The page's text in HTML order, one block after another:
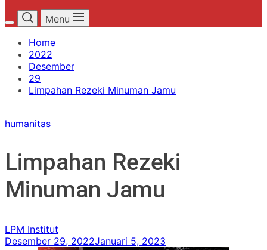
Menu
Home
2022
Desember
29
Limpahan Rezeki Minuman Jamu
humanitas
Limpahan Rezeki
Minuman Jamu
LPM Institut
Desember 29, 2022Januari 5, 2023